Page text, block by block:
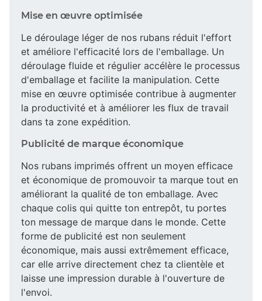
Mise en œuvre optimisée
Le déroulage léger de nos rubans réduit l'effort
et améliore l'efficacité lors de l'emballage. Un
déroulage fluide et régulier accélère le processus
d'emballage et facilite la manipulation. Cette
mise en œuvre optimisée contribue à augmenter
la productivité et à améliorer les flux de travail
dans ta zone expédition.
Publicité de marque économique
Nos rubans imprimés offrent un moyen efficace
et économique de promouvoir ta marque tout en
améliorant la qualité de ton emballage. Avec
chaque colis qui quitte ton entrepôt, tu portes
ton message de marque dans le monde. Cette
forme de publicité est non seulement
économique, mais aussi extrêmement efficace,
car elle arrive directement chez ta clientèle et
laisse une impression durable à l'ouverture de
l'envoi.